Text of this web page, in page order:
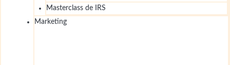
Masterclass de IRS
Marketing